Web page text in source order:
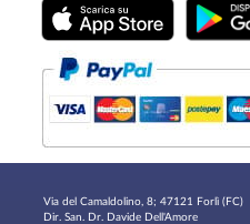
Via del Camaldolino, 8; 47121 Forlì (FC)
Dir. San. Dr. Davide Dell'Amore